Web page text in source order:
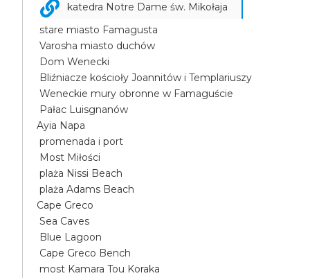
katedra Notre Dame św. Mikołaja
stare miasto Famagusta
Varosha miasto duchów
Dom Wenecki
Bliźniacze kościoły Joannitów i Templariuszy
Weneckie mury obronne w Famaguście
Pałac Luisgnanów
Ayia Napa
promenada i port
Most Miłości
plaża Nissi Beach
plaża Adams Beach
Cape Greco
Sea Caves
Blue Lagoon
Cape Greco Bench
most Kamara Tou Koraka